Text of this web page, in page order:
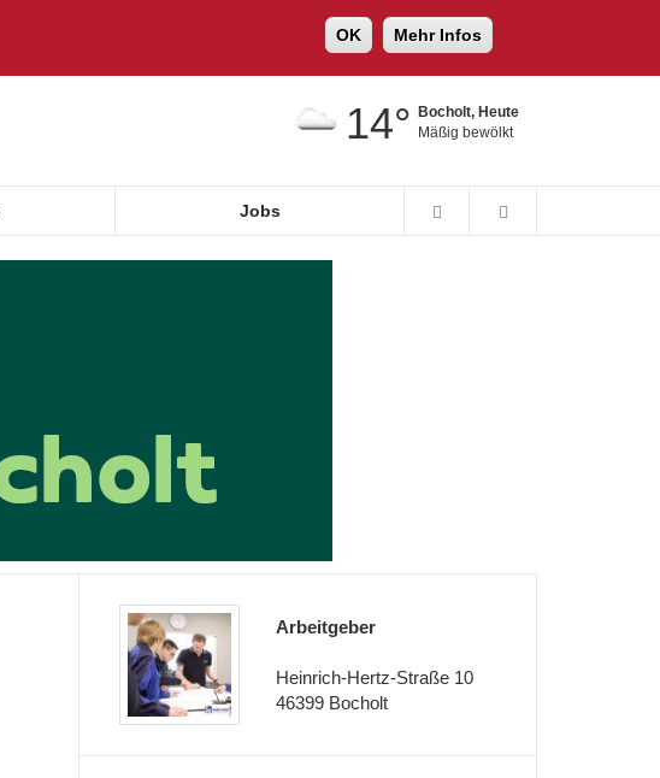
OK Mehr Infos
14°
Bocholt, Heute
Mäßig bewölkt
Jobs
Arbeitgeber
Heinrich-Hertz-Straße 10
46399 Bocholt